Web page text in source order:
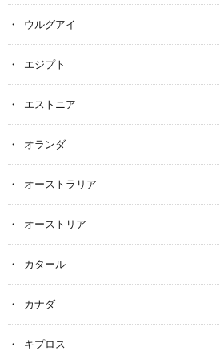
ウルグアイ
エジプト
エストニア
オランダ
オーストラリア
オーストリア
カタール
カナダ
キプロス